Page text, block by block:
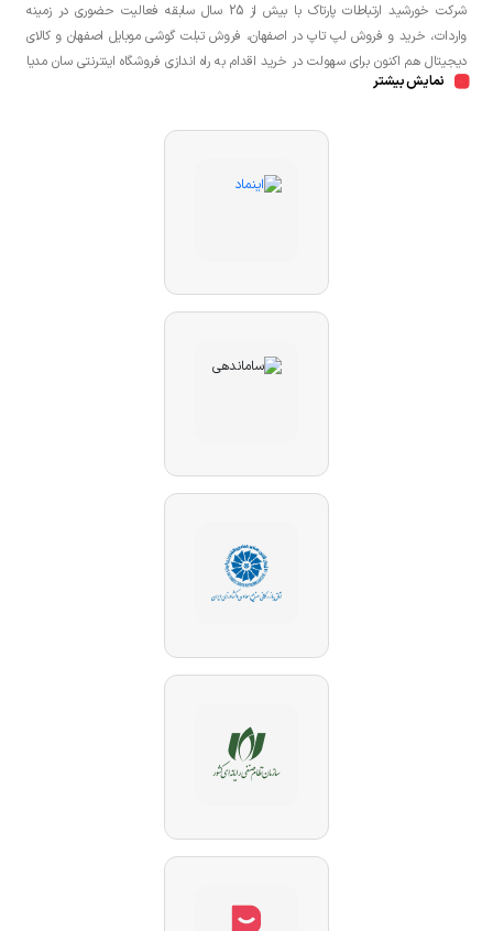
شرکت خورشید ارتباطات پارتاک با بیش از 25 سال سابقه فعالیت حضوری در زمینه
واردات، خرید و فروش لپ تاپ در اصفهان، فروش تبلت گوشی موبایل اصفهان و کالای
دیجیتال هم اکنون برای سهولت در خرید اقدام به راه اندازی فروشگاه اینترنتی سان مدیا
نموده است تا مشتریان عزیز یک خرید راحت و مطمئن با بهترین قیمت را تجربه
در اصفهان به صورت حضوری و یا اینترنتی اقدام نمائید.
نمایش بیشتر